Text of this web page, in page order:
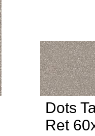
Dots
Ret